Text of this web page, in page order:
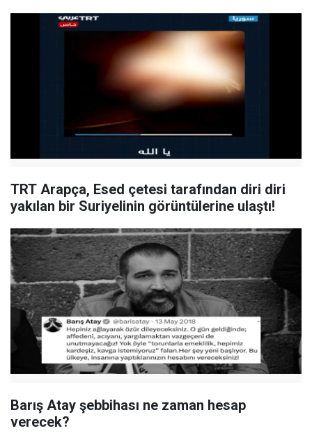
TRT Arapça, Esed çetesi tarafından diri diri
yakılan bir Suriyelinin görüntülerine ulaştı!
Barış Atay şebbihası ne zaman hesap
verecek?